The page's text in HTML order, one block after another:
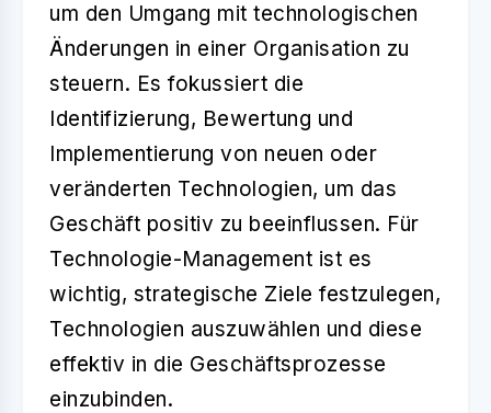
um den Umgang mit technologischen
Änderungen in einer Organisation zu
steuern. Es fokussiert die
Identifizierung, Bewertung und
Implementierung von neuen oder
veränderten Technologien, um das
Geschäft positiv zu beeinflussen. Für
Technologie-Management ist es
wichtig, strategische Ziele festzulegen,
Technologien auszuwählen und diese
effektiv in die Geschäftsprozesse
einzubinden.